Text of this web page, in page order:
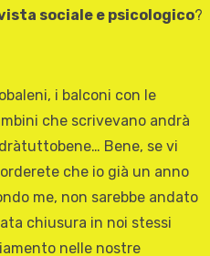
sociale e psicologico?
i balconi con le
che scrivevano andrà
Bene, se vi
che io già un anno
me, non sarebbe andato
chiusura in noi stessi
nelle nostre